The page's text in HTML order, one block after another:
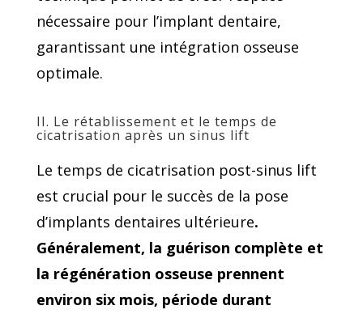
nécessaire pour l’implant dentaire,
garantissant une intégration osseuse
optimale.
II. Le rétablissement et le temps de
cicatrisation après un sinus lift
Le temps de cicatrisation post-sinus lift
est crucial pour le succès de la pose
d’implants dentaires ultérieure.
Généralement, la guérison complète et
la régénération osseuse prennent
environ six mois, période durant